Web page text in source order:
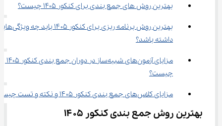
بهترین روش‌ های جمع بندی برای کنکور 1405 چیست؟
بهترین روش برنامه ریزی برای کنکور ۱۴۰۵
داشته باشد؟
مزایای آزمون‌های شبیه‌ساز در دوران جمع بندی کنکور 1405
چیست؟
مزایای کلاس‌های جمع بندی کنکور ۱۴۰۵ و نکته و تست چیست؟
بهترین روش جمع بندی کنکور ۱۴۰۵